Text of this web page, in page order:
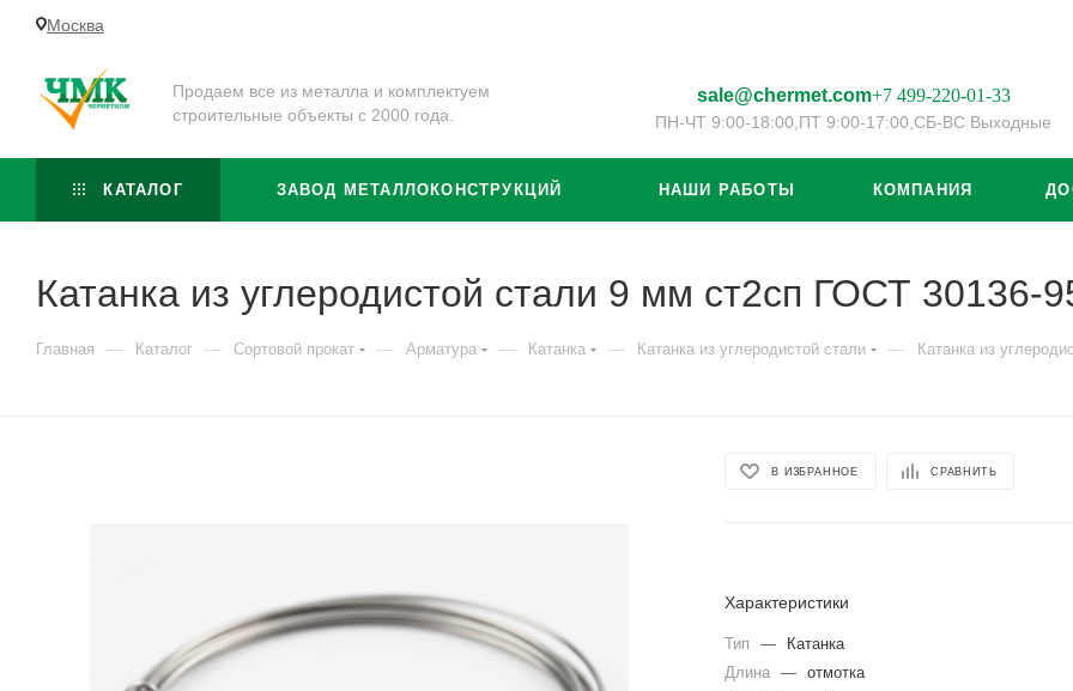
Москва
Продаем все из металла и комплектуем
строительные объекты с 2000 года.
sale@chermet.com+7 499-220-01-33
ПН-ЧТ 9:00-18:00, ПТ 9:00-17:00, СБ-ВС Выходные
КАТАЛОГ ЗАВОД МЕТАЛЛОКОНСТРУКЦИЙ НАШИ РАБОТЫ КОМПАНИЯ
Катанка из углеродистой стали 9 мм ст2сп ГОСТ 30136-
Главная — Каталог — Сортовой прокат — Арматура — Катанка — Катанка из углеродистой стали — Катанка из
В ИЗБРАННОЕ СРАВНИТЬ
Характеристики
Тип —
Катанка
Длина
—
отмотка